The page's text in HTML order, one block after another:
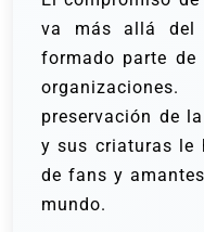
va más allá del
formado parte
preservación de
y sus criaturas le
de fans y
mundo.